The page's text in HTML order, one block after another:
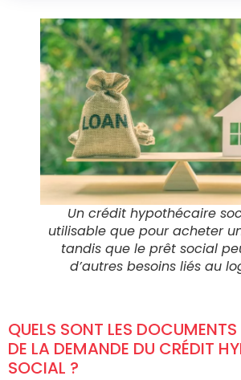
Un crédit hypothécaire
utilisable que pour acheter
tandis que le prêt social
d’autres besoins liés au
QUELS SONT LES DOCUMENTS
DE LA DEMANDE DU CRÉDIT
SOCIAL ?